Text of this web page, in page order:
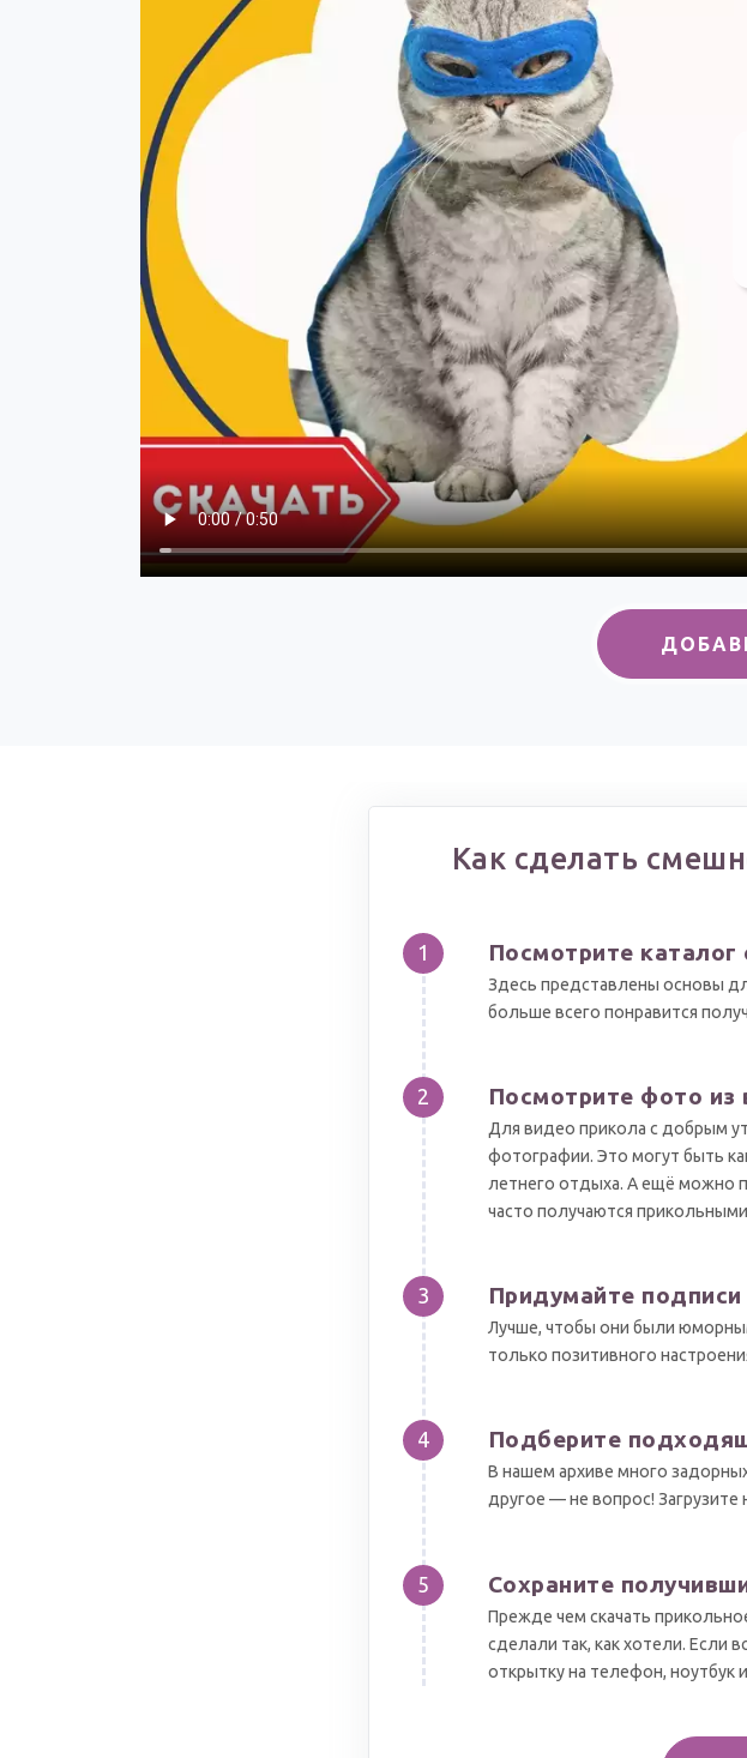
Как сделать
1 Посмотрите
Здесь представлены основы
больше всего понравится
2 Посмотрите фото из
Для видео прикола с добрым
фотографии. Это могут быть
летнего отдыха. А ещё можно
часто получаются
3 Придумайте
Лучше, чтобы они были
только позитивного
4 Подберите
В нашем архиве много
другое — не вопрос! Загрузите
5 Сохраните
Прежде чем скачать
сделали так, как хотели. Если
открытку на телефон, ноутбук